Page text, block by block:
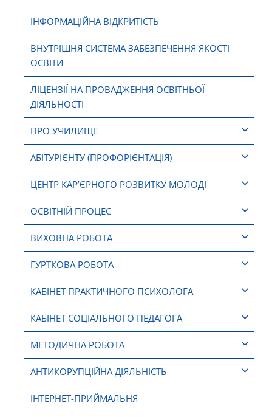
ІНФОРМАЦІЙНА ВІДКРИТІСТЬ
ВНУТРІШНЯ СИСТЕМА ЗАБЕЗПЕЧЕННЯ ЯКОСТІ
ОСВІТИ
ЛІЦЕНЗІЇ НА ПРОВАДЖЕННЯ ОСВІТНЬОЇ
ДІЯЛЬНОСТІ
ПРО УЧИЛИЩЕ
АБІТУРІЄНТУ (ПРОФОРІЄНТАЦІЯ)
ЦЕНТР КАР’ЄРНОГО РОЗВИТКУ МОЛОДІ
ОСВІТНІЙ ПРОЦЕС
ВИХОВНА РОБОТА
ГУРТКОВА РОБОТА
КАБІНЕТ ПРАКТИЧНОГО ПСИХОЛОГА
КАБІНЕТ СОЦІАЛЬНОГО ПЕДАГОГА
МЕТОДИЧНА РОБОТА
АНТИКОРУПЦІЙНА ДІЯЛЬНІСТЬ
ІНТЕРНЕТ-ПРИЙМАЛЬНЯ